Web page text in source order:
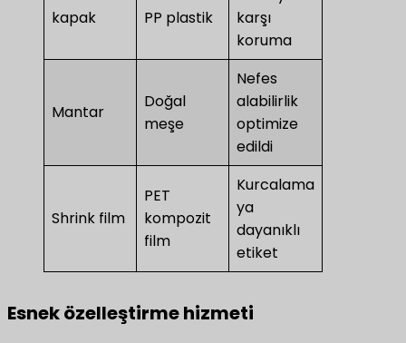
kapak
PP plastik
karşı
koruma
Mantar
Doğal
meşe
Nefes
alabilirlik
optimize
edildi
Shrink film
PET
kompozit
film
Kurcalama
ya
dayanıklı
etiket
Esnek özelleştirme hizmeti